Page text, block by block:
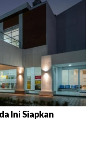
Ini Siapkan